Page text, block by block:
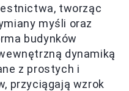
tworząc
myśli oraz
budynków
dynamiką
z prostych i
przyciągają wzrok